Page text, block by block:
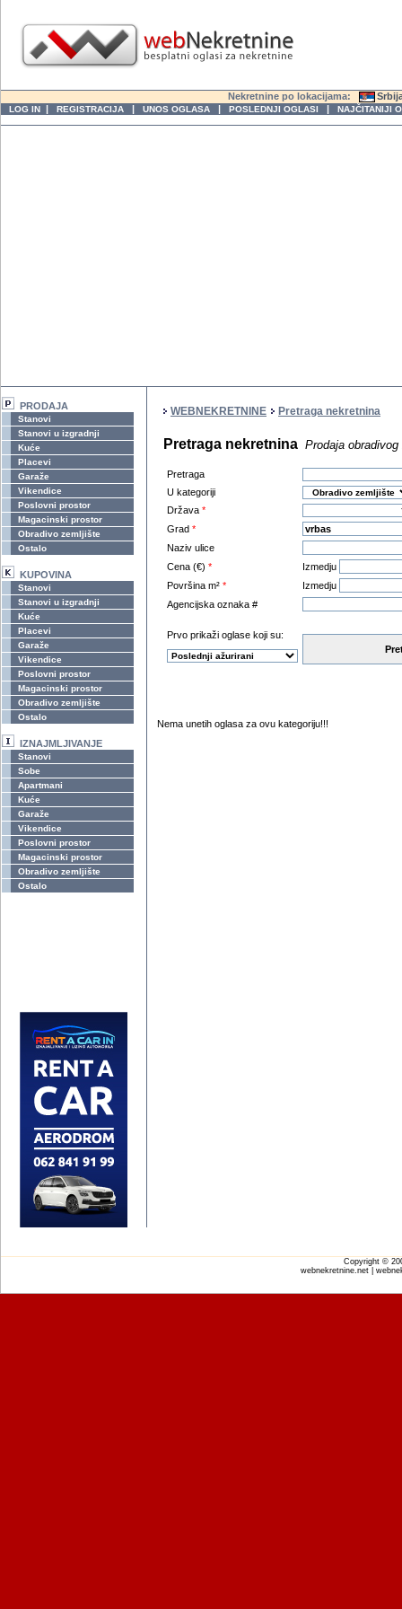
Nekretnine po lokacijama:
LOG IN | REGISTRACIJA | UNOS OGLASA | POSLEDNJI OGLASI | NAJČITANIJI
PRODAJA
Stanovi
Stanovi u izgradnji
Kuće
Placevi
Garaže
Vikendice
Poslovni prostor
Magacinski prostor
Obradivo zemljište
Ostalo
KUPOVINA
Stanovi
Stanovi u izgradnji
Kuće
Placevi
Garaže
Vikendice
Poslovni prostor
Magacinski prostor
Obradivo zemljište
Ostalo
IZNAJMLJIVANJE
Stanovi
Sobe
Apartmani
Kuće
Garaže
Vikendice
Poslovni prostor
Magacinski prostor
Obradivo zemljište
Ostalo
WEBNEKRETNINE Pretraga nekretnina
Pretraga nekretnina Prodaja
Pretraga
U kategoriji
Država *
Grad *
Naziv ulice
Cena (€) *
Izmedju
Površina m² *
Izmedju
Agencijska oznaka #
Prvo prikaži oglase koji su:
Nema unetih oglasa za ovu kategoriju!!!
Copyright ©
webnekretnine.net |